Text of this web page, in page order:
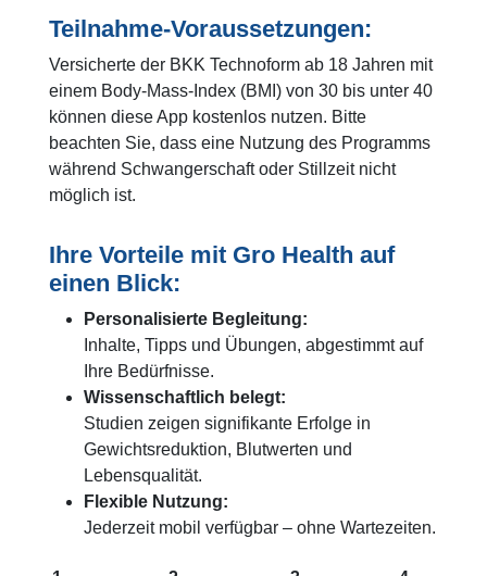
Teilnahme-Voraussetzungen:
Versicherte der BKK Technoform ab 18 Jahren mit
einem Body-Mass-Index (BMI) von 30 bis unter 40
können diese App kostenlos nutzen. Bitte
beachten Sie, dass eine Nutzung des Programms
während Schwangerschaft oder Stillzeit nicht
möglich ist.
Ihre Vorteile mit Gro Health auf
einen Blick:
Personalisierte Begleitung:
Inhalte, Tipps und Übungen, abgestimmt auf
Ihre Bedürfnisse.
Wissenschaftlich belegt:
Studien zeigen signifikante Erfolge in
Gewichtsreduktion, Blutwerten und
Lebensqualität.
Flexible Nutzung:
Jederzeit mobil verfügbar – ohne Wartezeiten.